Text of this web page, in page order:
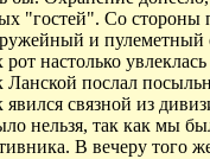
"гостей". Со
и
настолько
послал
связной из
нельзя, так как мы
В вечеру того